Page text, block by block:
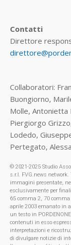
Contatti
Direttore
Collaboratori:
Buongiorno,
Molle, Antonietta
Piergiorgo
Lodedo,
Pertegato,
© 2021-2025 Studio
s.r.l. FVG.news
immagini presentate,
esclusivamente per
65 comma 2, 70 comma
aprile 2003 emanato in
un testo in
contenuti in esso
interpretazioni e
di divulgare notizie di